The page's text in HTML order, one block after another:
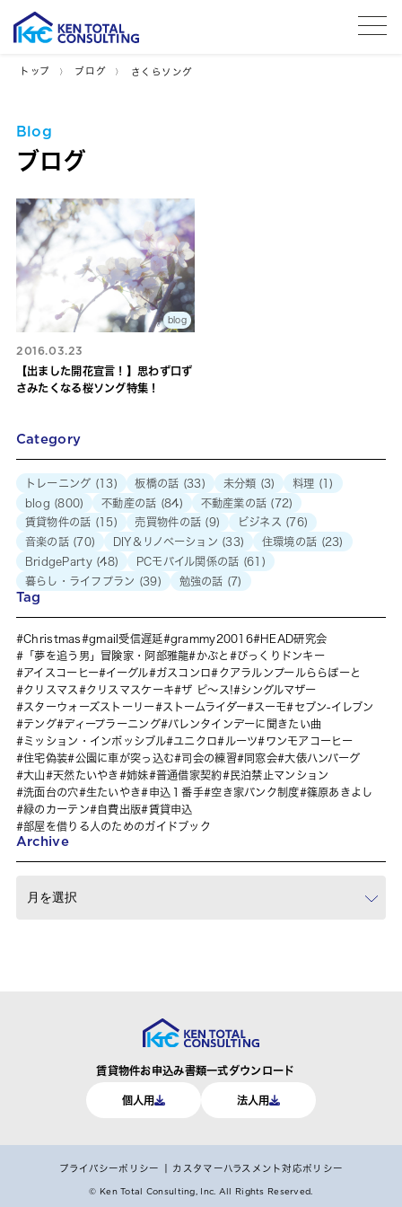
トップ ブログ さくらソング
Blog
ブログ
blog
2016.03.23
【出ました開花宣言！】思わず口ず
さみたくなる桜ソング特集！
Category
トレーニング (13) 板橋の話 (33) 未分類 (3) 料理 (1)
blog (800) 不動産の話 (84) 不動産業の話 (72)
賃貸物件の話 (15) 売買物件の話 (9) ビジネス (76)
音楽の話(70) DIY＆リノベーション (33) 住環境の話 (23)
BridgeParty(48) PCモバイル関係の話 (61)
暮らし・ライフプラン (39) 勉強の話 (7)
Tag
Christmas gmail受信遅延 grammy20016
HEAD研究会
「夢を追う男」冒険家・阿部雅龍
かぶと
びっくりドンキー
アイスコーヒー
イーグル ガスコンロ
クアラルンプールららぽーと
クリスマス
クリスマスケーキ ザ ピ〜ス!
シングルマザー
スターウォーズストーリー
ストームライダー スーモ
セブン-イレブン
テング
ディープラーニング
バレンタインデーに聞きたい曲
ミッション・インポッシブル
ユニクロ ルーツ
ワンモアコーヒー
住宅偽装
公園に車が突っ込む 司会の練習 同窓会
大俵ハンバーグ
大山
天然たいやき 姉妹 普通借家契約
民泊禁止マンション
洗面台の穴
生たいやき 申込１番手 空き家バンク制度
篠原あきよし
緑のカーテン
自費出版
賃貸申込
部屋を借りる人のためのガイドブック
Archive
賃貸物件お申込み書類一式ダウンロード
個人用 法人用
プライバシーポリシー カスタマーハラスメント対応ポリシー
© Ken Total Consulting, Inc. All Rights Reserved.